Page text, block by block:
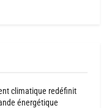
climatique redéfinit
énergétique